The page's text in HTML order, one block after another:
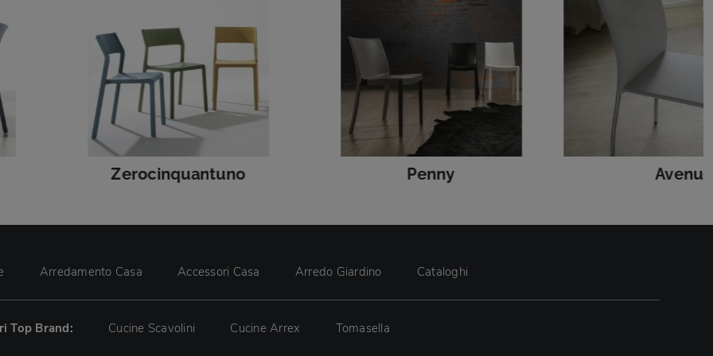
Zerocinquantuno Penny Avenue
Arredamento Casa Accessori Casa Arredo Giardino Cataloghi
Top Brand: Cucine Scavolini Cucine Arrex Tomasella